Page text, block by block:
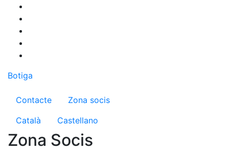
contingut
Botiga
Menú del compte d'usuari
Contacte
Zona socis
Català
Castellano
Zona Socis